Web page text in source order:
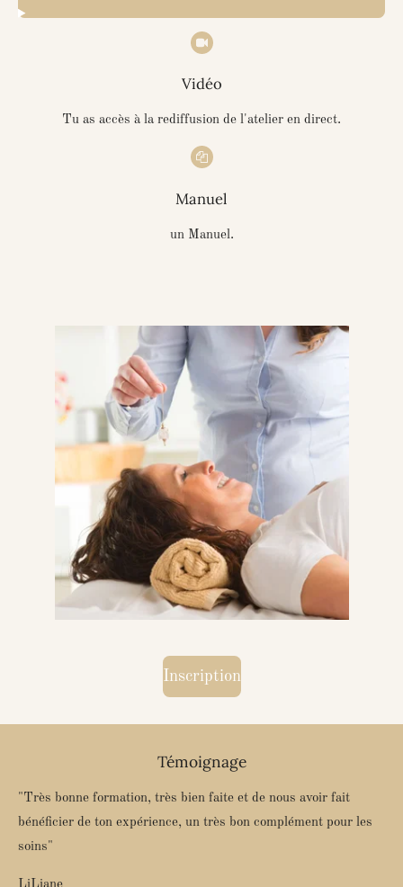
Vidéo
Tu as accès à la rediffusion de l'atelier en direct.
Manuel
un Manuel.
Inscription
Témoignage
"Très bonne formation, très bien faite et de nous avoir fait
bénéficier de ton expérience, un très bon complément pour les
soins"